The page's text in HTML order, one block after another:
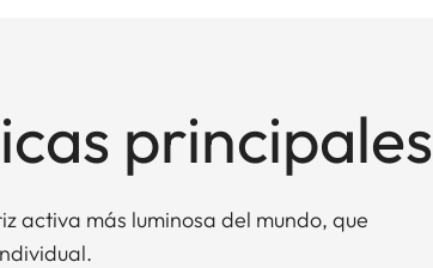
principales
activa más luminosa del mundo, que